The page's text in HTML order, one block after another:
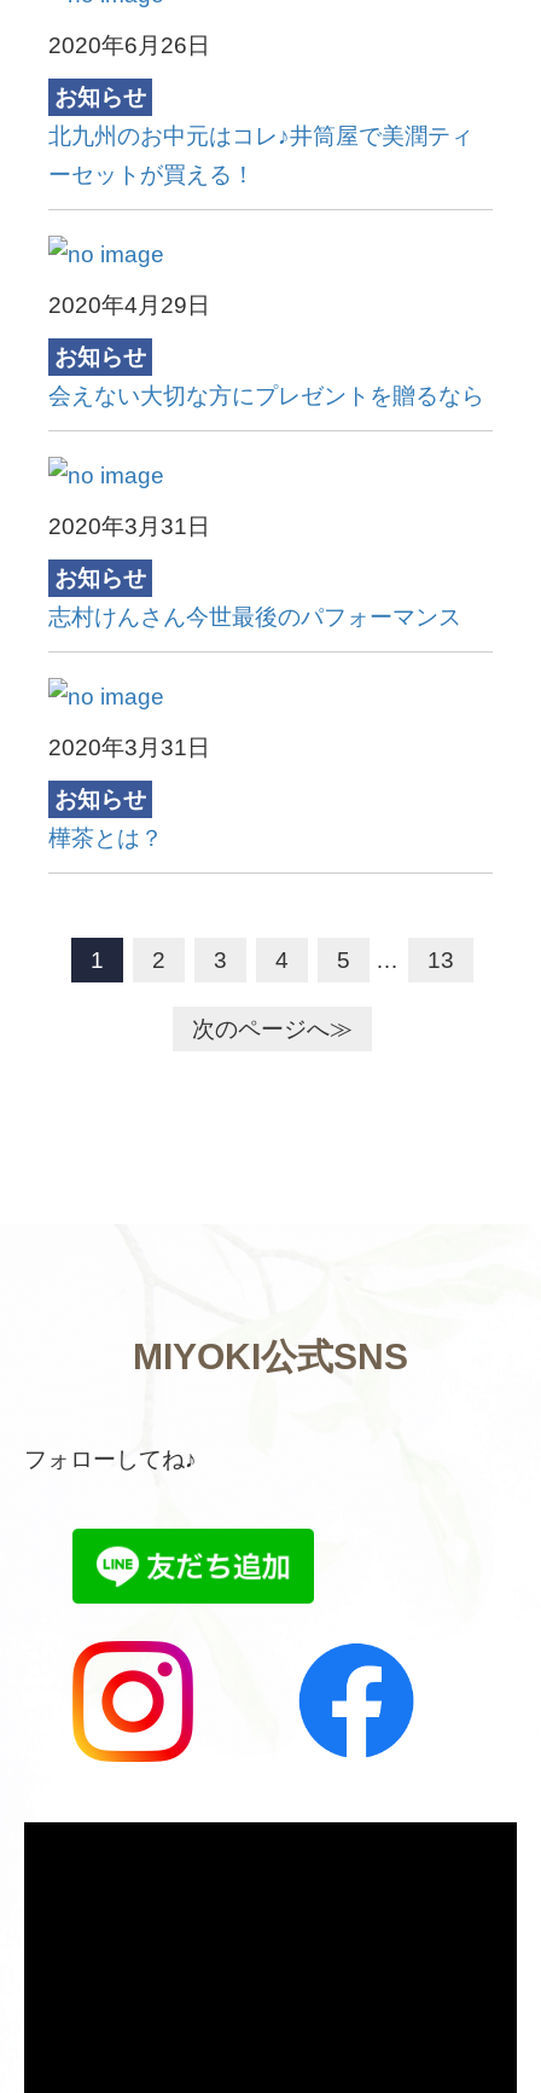
2020年6月26日
お知らせ
北九州のお中元はコレ♪井筒屋で美潤ティ
ーセットが買える！
2020年4月29日
お知らせ
会えない大切な方にプレゼントを贈るなら
2020年3月31日
お知らせ
志村けんさん今世最後のパフォーマンス
2020年3月31日
お知らせ
樺茶とは？
1 2 3 4 5 … 13
次のページへ≫
MIYOKI公式SNS
フォローしてね♪